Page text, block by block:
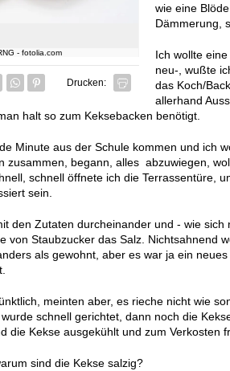
- fotolia.com
Whatsapp senden
Pin it Drucken:
wie eine
Dämmerung,
Ich wollte
neu-, wußte
das Koch/
allerhand
halt so zum Keksebacken benötigt.
Minute aus der Schule kommen und ich
zusammen, begann, alles abzuwiegen,
schnell öffnete ich die Terrassentüre,
sein.
den Zutaten durcheinander und - wie
von Staubzucker das Salz. Nichtsahnend
als gewohnt, aber es war ja ein
meinten aber, es rieche nicht wie
schnell gerichtet, dann noch die
die Kekse ausgekühlt und zum Verkosten
sind die Kekse salzig?